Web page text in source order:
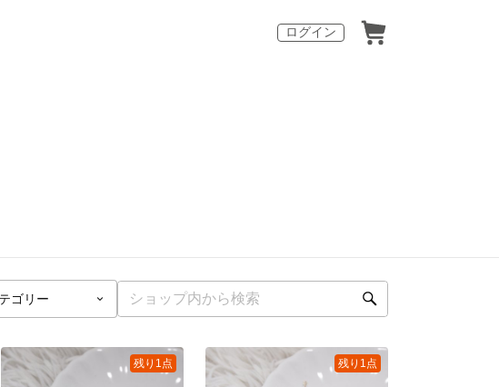
ログイン
残り1点 残り1点